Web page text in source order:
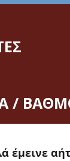
/
έμεινε